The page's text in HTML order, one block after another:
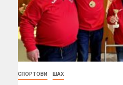
СПОРТОВИ ШАХ